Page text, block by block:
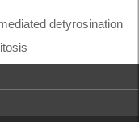
detyrosination